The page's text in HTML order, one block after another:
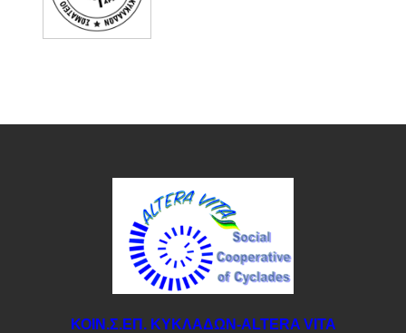
ΚΟΙΝ.Σ.ΕΠ. ΚΥΚΛΑΔΩΝ-ΑLTERA VITA